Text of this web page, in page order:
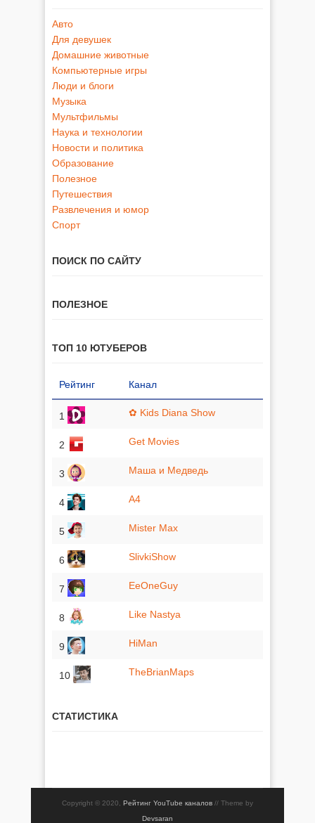
Авто
Для девушек
Домашние животные
Компьютерные игры
Люди и блоги
Музыка
Мультфильмы
Наука и технологии
Новости и политика
Образование
Полезное
Путешествия
Развлечения и юмор
Спорт
ПОИСК ПО САЙТУ
ПОЛЕЗНОЕ
ТОП 10 ЮТУБЕРОВ
Рейтинг Канал
1 ✿ Kids Diana Show
2 Get Movies
3 Маша и Медведь
4 A4
5 Mister Max
6 SlivkiShow
7 EeOneGuy
8 Like Nastya
9 HiMan
10 TheBrianMaps
СТАТИСТИКА
Copyright © 2020, Рейтинг YouTube каналов // Theme by
Devsaran